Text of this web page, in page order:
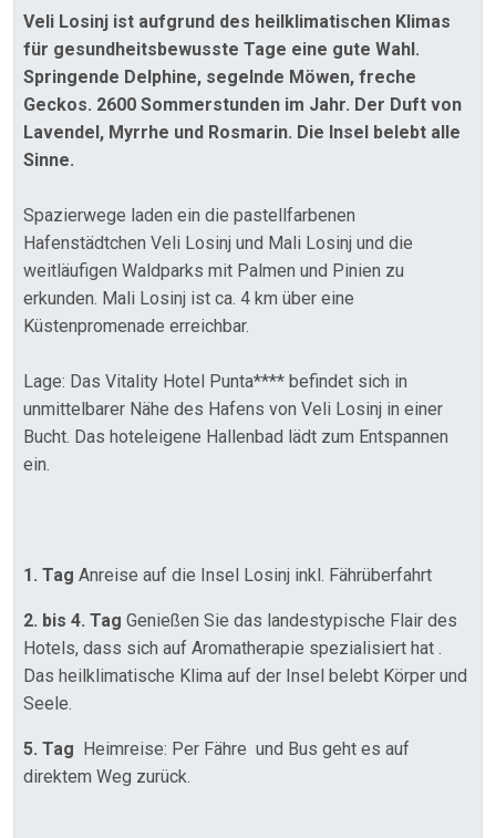
Veli Losinj ist aufgrund des heilklimatischen Klimas
für gesundheitsbewusste Tage eine gute Wahl.
Springende Delphine, segelnde Möwen, freche
Geckos. 2600 Sommerstunden im Jahr. Der Duft von
Lavendel, Myrrhe und Rosmarin. Die Insel belebt alle
Sinne.
Spazierwege laden ein die pastellfarbenen
Hafenstädtchen Veli Losinj und Mali Losinj und die
weitläufigen Waldparks mit Palmen und Pinien zu
erkunden. Mali Losinj ist ca. 4 km über eine
Küstenpromenade erreichbar.
Lage: Das Vitality Hotel Punta**** befindet sich in
unmittelbarer Nähe des Hafens von Veli Losinj in einer
Bucht. Das hoteleigene Hallenbad lädt zum Entspannen
ein.
1. Tag Anreise auf die Insel Losinj inkl. Fährüberfahrt
2. bis 4. Tag Genießen Sie das landestypische Flair des
Hotels, dass sich auf Aromatherapie spezialisiert hat .
Das heilklimatische Klima auf der Insel belebt Körper und
Seele.
5. Tag Heimreise: Per Fähre und Bus geht es auf
direktem Weg zurück.